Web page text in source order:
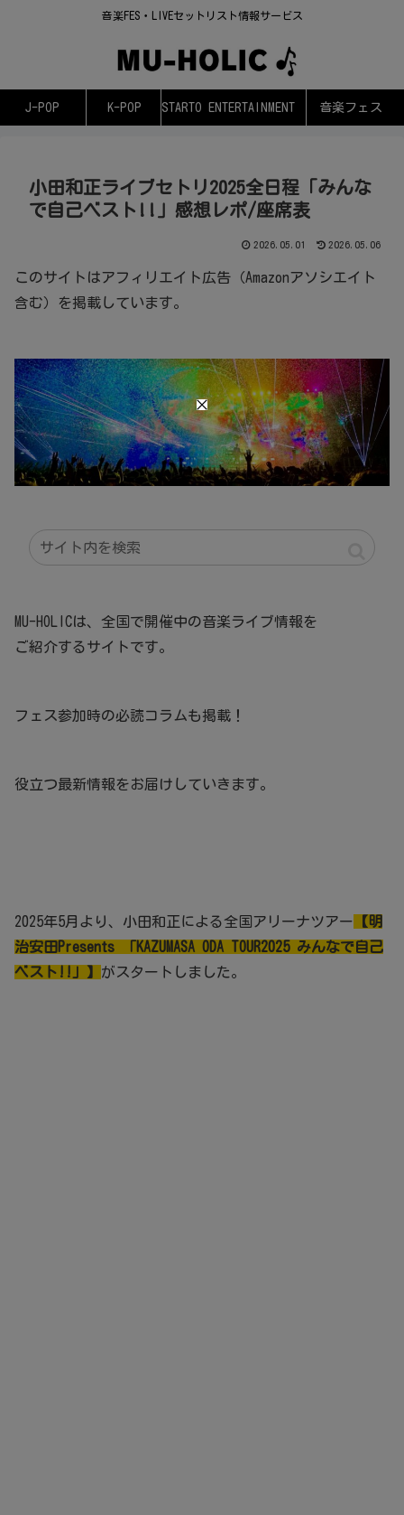
音楽FES・LIVEセットリスト情報サービス
J-POP K-POP STARTO ENTERTAINMENT 音楽フェス
小田和正ライブセトリ2025全日程「みんな
で自己ベスト!!」感想レポ/座席表
2026.05.01 2026.05.06
このサイトはアフィリエイト広告（Amazonアソシエイト
含む）を掲載しています。
MU-HOLICは、全国で開催中の音楽ライブ情報を
ご紹介するサイトです。
フェス参加時の必読コラムも掲載！
役立つ最新情報をお届けしていきます。
2025年5月より、小田和正による全国アリーナツアー 【明
治安田Presents 「KAZUMASA ODA TOUR2025 みんなで自己
ベスト!!」】 がスタートしました。